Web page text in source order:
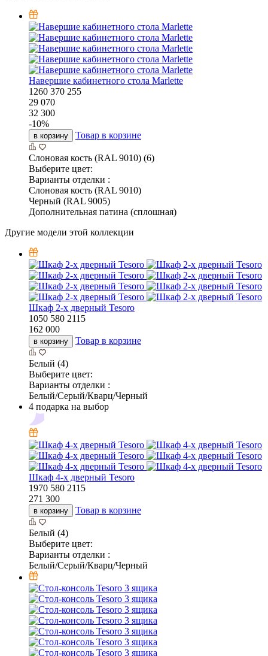
Навершие кабинетного стола Marlette
1260 370 255
29 070
32 300
-10%
в корзину Товар в корзине
Слоновая кость (RAL 9010) (6)
Выберите цвет:
Варианты отделки :
Слоновая кость (RAL 9010)
Черный (RAL 9005)
Дополнительная патина (сплошная)
Другие модели этой коллекции
Шкаф 2-х дверный Tesoro
1050 580 2115
162 000
в корзину Товар в корзине
Белый (4)
Выберите цвет:
Варианты отделки :
Белый/Серый/Кварц/Черный
4 подарка на выбор
Шкаф 4-х дверный Tesoro
1970 580 2115
271 300
в корзину Товар в корзине
Белый (4)
Выберите цвет:
Варианты отделки :
Белый/Серый/Кварц/Черный